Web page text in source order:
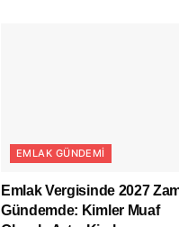
EMLAK GÜNDEMI
Emlak Vergisinde 2027
Gündemde: Kimler Muaf